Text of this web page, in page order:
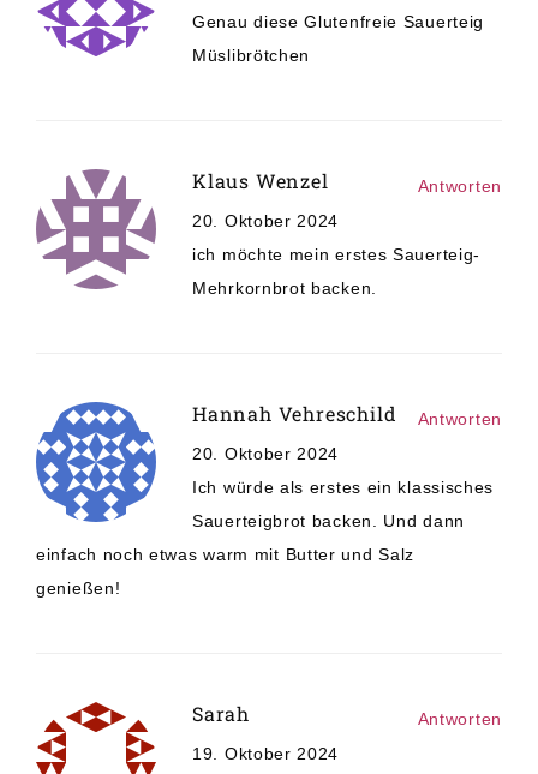
Genau diese Glutenfreie Sauerteig
Müslibrötchen
Klaus Wenzel
20. Oktober 2024
ich möchte mein erstes Sauerteig-
Mehrkornbrot backen.
Antworten
Hannah Vehreschild
20. Oktober 2024
Ich würde als erstes ein klassisches
Sauerteigbrot backen. Und dann
einfach noch etwas warm mit Butter und Salz
genießen!
Antworten
Sarah
19. Oktober 2024
Antworten